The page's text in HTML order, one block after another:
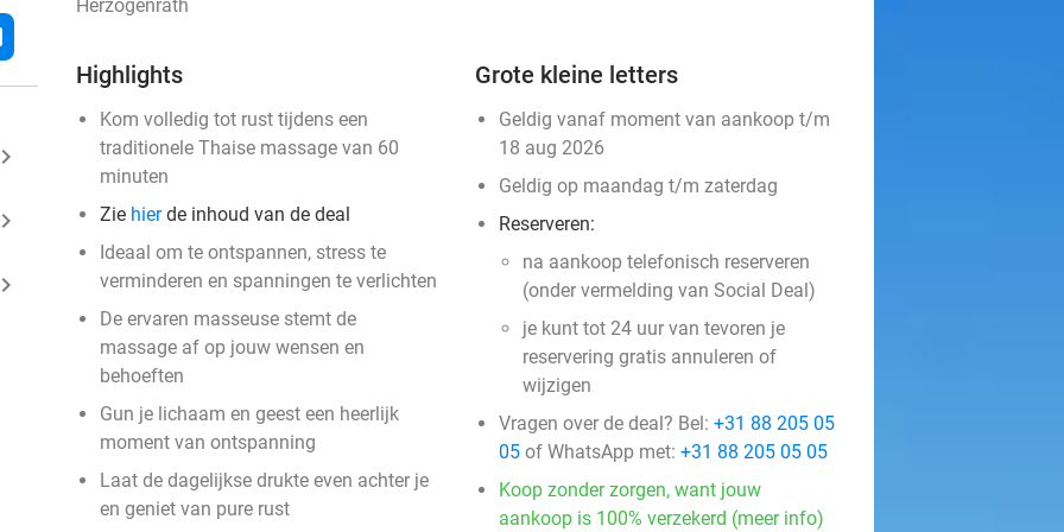
keyboard_arrow_right
keyboard_arrow_right
keyboard_arrow_right
Herzogenrath
Highlights
Kom volledig tot rust tijdens een
traditionele Thaise massage van 60
minuten
Zie hierde inhoud van de deal
Ideaal om te ontspannen, stress te
verminderen en spanningen te verlichten
De ervaren masseuse stemt de
massage af op jouw wensen en
behoeften
Gun je lichaam en geest een heerlijk
moment van ontspanning
Laat de dagelijkse drukte even achter je
en geniet van pure rust
Grote kleine letters
Geldig vanaf moment van aankoop t/m
18 aug 2026
Geldig op maandag t/m zaterdag
Reserveren:
na aankoop telefonisch reserveren
(onder vermelding van Social Deal)
je kunt tot 24 uur van tevoren je
reservering gratis annuleren of
wijzigen
Vragen over de deal? Bel: +31 88 205 05
05 of WhatsApp met: +31 88 205 05 05
Koop zonder zorgen, want jouw
aankoop is 100% verzekerd (meer info)